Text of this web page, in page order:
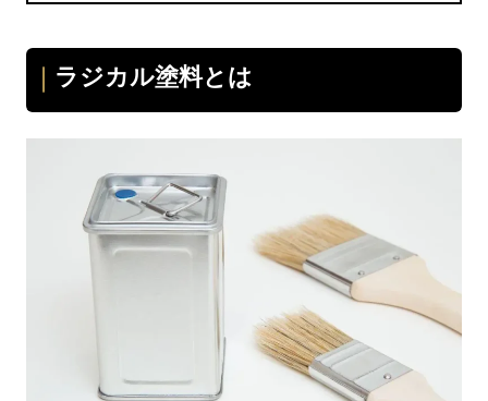
ラジカル塗料とは